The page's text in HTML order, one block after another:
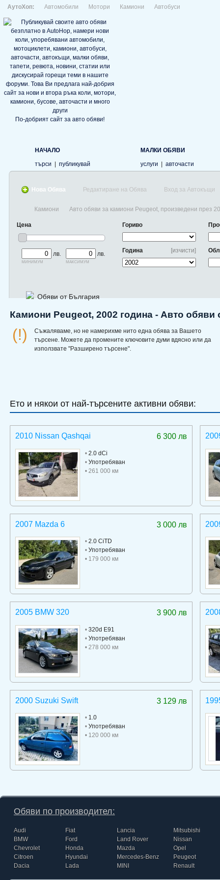
АутоХоп: Автомобили Мотори Камиони Автобуси
По-добрият сайт за авто обяви!
НАЧАЛО
търси
публикувай
МАЛКИ ОБЯВИ
услуги
авточасти
Нова Обява Редактиране на Обява Вход за Автокъщи
Камиони Авто обяви за камиони Peugeot, произведени през
Цена
лв.
минимум
лв.
максимум
Гориво
[изчисти]
Година
Обяви от България
Камиони Peugeot, 2002 година - Авто обяви
(!)
Съжаляваме, но не намерихме нито една обява за Вашето
търсене. Можете да промените ключовите думи вдясно или да
използвате "Разширено търсене".
Ето и някои от най-търсените активни обяви:
6 300 лв
2010 Nissan Qashqai
• 2.0 dCi
• Употребяван
• 261 000 км
3 000 лв
2007 Mazda 6
• 2.0 CiTD
• Употребяван
• 179 000 км
3 900 лв
2005 BMW 320
• 320d E91
• Употребяван
• 278 000 км
3 129 лв
2000 Suzuki Swift
• 1.0
• Употребяван
• 120 000 км
Обяви по производител:
Audi
BMW
Chevrolet
Citroen
Dacia
Fiat
Ford
Honda
Hyundai
Lada
Lancia
Land Rover
Mazda
Mercedes-Benz
MINI
Mitsubishi
Nissan
Opel
Peugeot
Renault